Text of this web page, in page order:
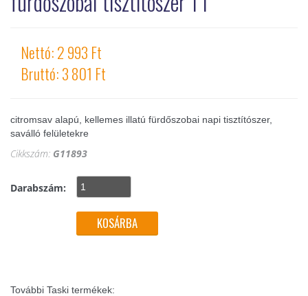
Nettó: 2 993 Ft
Bruttó: 3 801 Ft
citromsav alapú, kellemes illatú fürdőszobai napi tisztítószer,
saválló felületekre
Cikkszám: G11893
Darabszám:
További Taski termékek: